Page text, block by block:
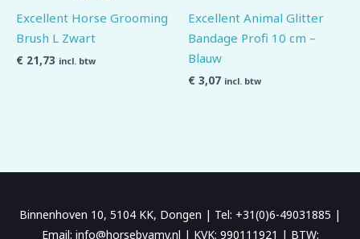
Excellent Horse Grooming
Brush L Zwart
€ 21,73 incl. btw
Excellent Animal Glitter
Bandage Profi 10 cm –
Blauw
€ 3,07 incl. btw
Binnenhoven 10, 5104 KK, Dongen | Tel: +31(0)6-49031885 |
Email: info@horsebyamy.nl | KVK: 990111921 | BTW: